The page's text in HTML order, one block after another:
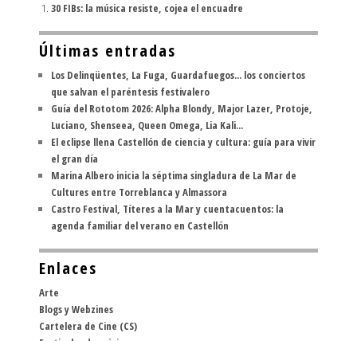
30 FIBs: la música resiste, cojea el encuadre
Últimas entradas
Los Delinqüentes, La Fuga, Guardafuegos... los conciertos
que salvan el paréntesis festivalero
Guía del Rototom 2026: Alpha Blondy, Major Lazer, Protoje,
Luciano, Shenseea, Queen Omega, Lia Kali...
El eclipse llena Castellón de ciencia y cultura: guía para vivir
el gran día
Marina Albero inicia la séptima singladura de La Mar de
Cultures entre Torreblanca y Almassora
Castro Festival, Títeres a la Mar y cuentacuentos: la
agenda familiar del verano en Castellón
Enlaces
Arte
Blogs y Webzines
Cartelera de Cine (CS)